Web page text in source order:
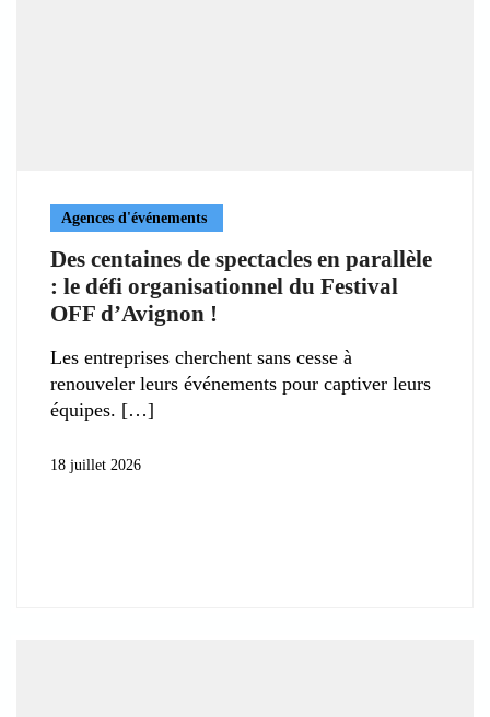
Agences d'événements
Des centaines de spectacles en parallèle
: le défi organisationnel du Festival
OFF d’Avignon !
Les entreprises cherchent sans cesse à
renouveler leurs événements pour captiver leurs
équipes.
18 juillet 2026